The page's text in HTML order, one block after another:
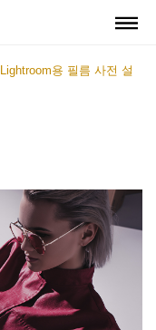
Lightroom용 필름 사전 설